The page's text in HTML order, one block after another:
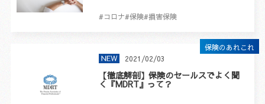
#コロナ#保険#損害保険
保険のあれこれ
2021/02/03
【徹底解剖】保険のセールスでよく聞
く『MDRT』って？